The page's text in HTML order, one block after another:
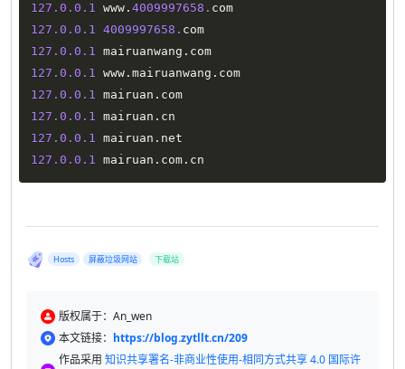
127.0 .0 .1 www . 4009997658.
127.0 .0 .1 4009997658.
127.0 .0 .1 mairuanwang .
127.0 .0 .1 www . mairuanwang .
127.0 .0 .1 mairuan .
127.0 .0 .1 mairuan .
127.0 .0 .1 mairuan .
127.0 .0 .1 mairuan . com .
Hosts 屏蔽垃圾网站 下载站
版权属于：An_wen
本文链接： https://blog.zytllt.cn/209
作品采用 知识共享署名-非商业性使用-相同方式共享 4.0 国际许